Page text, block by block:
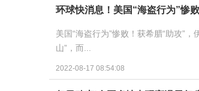
环球快消息！美国“海盗行为”惨
美国“海盗行为”惨败！获希腊“助攻”
山”，而...
2022-08-17 08:54:08